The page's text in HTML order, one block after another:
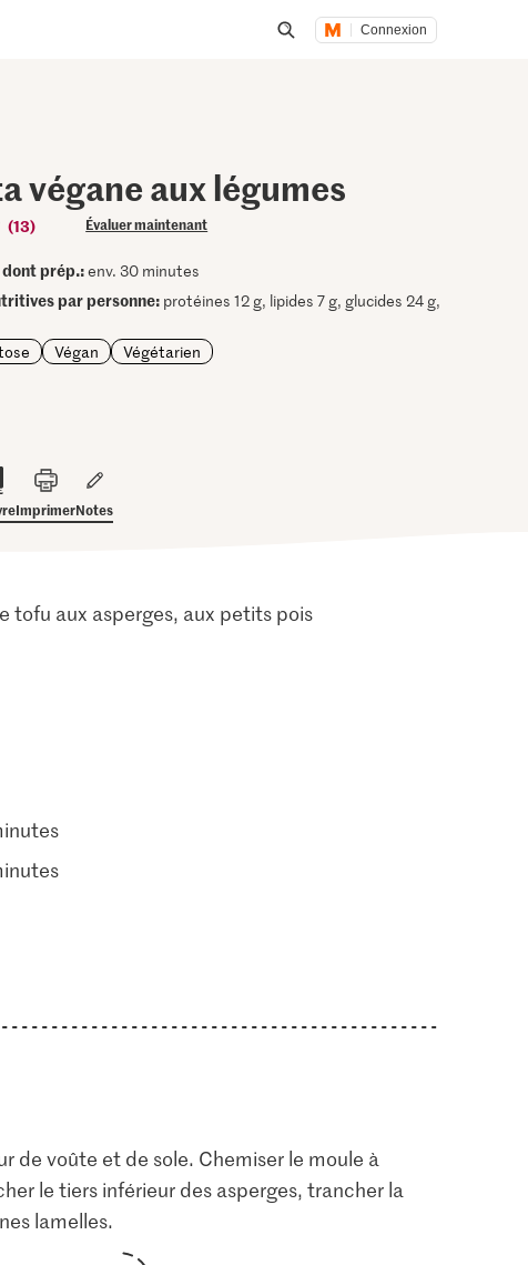
Connexion
végane aux légumes
(13) Évaluer maintenant
dont prép.:env. 30 minutes
par personne: protéines 12 g, lipides 7 g, glucides 24 g,
Végan Végétarien
ImprimerNotes
tofu aux asperges, aux petits pois
de voûte et de sole. Chemiser le moule à
le tiers inférieur des asperges, trancher la
lamelles.